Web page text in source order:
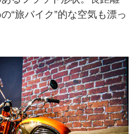
“旅バイク”的な空気も漂っ